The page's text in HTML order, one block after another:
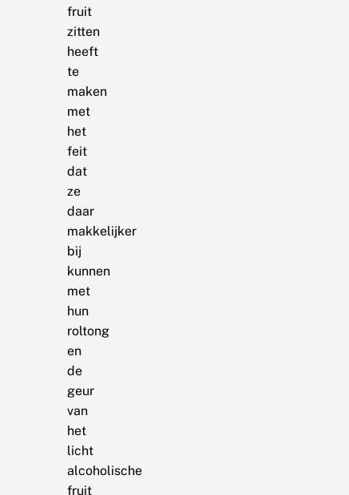
fruit
zitten
heeft
te
maken
met
het
feit
dat
ze
daar
makkelijker
bij
kunnen
met
hun
roltong
en
de
geur
van
het
licht
alcoholische
fruit